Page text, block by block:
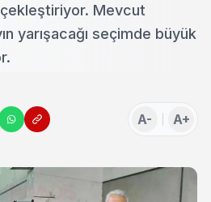
Mevcut
yarışacağı seçimde büyük
A- A+